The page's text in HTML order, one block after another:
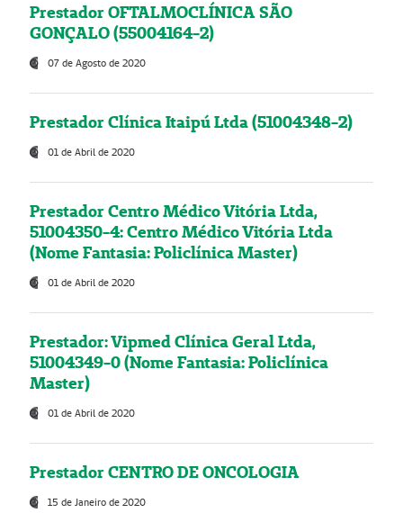
Prestador OFTALMOCLÍNICA SÃO
GONÇALO (55004164-2)
07 de Agosto de 2020
Prestador Clínica Itaipú Ltda (51004348-2)
01 de Abril de 2020
Prestador Centro Médico Vitória Ltda,
51004350-4: Centro Médico Vitória Ltda
(Nome Fantasia: Policlínica Master)
01 de Abril de 2020
Prestador: Vipmed Clínica Geral Ltda,
51004349-0 (Nome Fantasia: Policlínica
Master)
01 de Abril de 2020
Prestador CENTRO DE ONCOLOGIA
15 de Janeiro de 2020